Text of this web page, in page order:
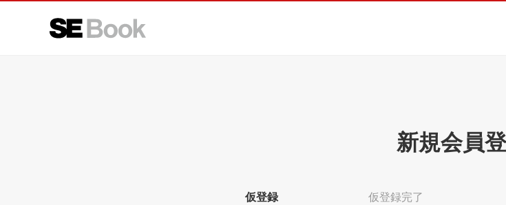
新規会員
仮登録 仮登録完了